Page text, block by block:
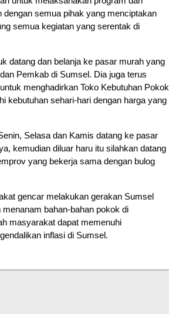
semua pihak yang menciptakan
semua kegiatan yang serentak di
datang dan belanja ke pasar murah yang
Pemkab di Sumsel. Dia juga terus
menghadirkan Toko Kebutuhan Pokok
kebutuhan sehari-hari dengan harga yang
Selasa dan Kamis datang ke pasar
kemudian diluar haru itu silahkan datang
yang bekerja sama dengan bulog
gencar melakukan gerakan Sumsel
bahan-bahan pokok di
masyarakat dapat memenuhi
inflasi di Sumsel.